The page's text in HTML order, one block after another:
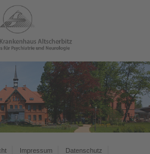
Impressum
Datenschutz